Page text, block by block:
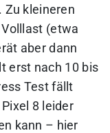
Zu kleineren
(etwa
aber dann
erst nach 10 bis
Test fällt
8 leider
kann – hier